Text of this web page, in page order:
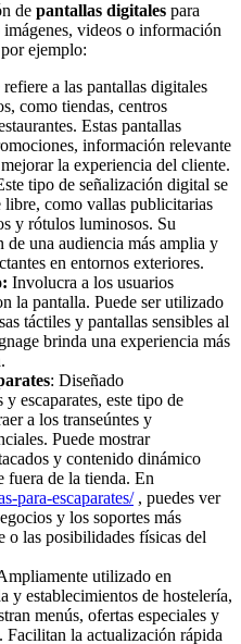
de pantallas digitales para
videos o información
ejemplo:
refiere a las pantallas digitales
como tiendas, centros
Estas pantallas
información relevante
la experiencia del cliente.
tipo de señalización digital se
libre, como vallas publicitarias
y rótulos luminosos. Su
de una audiencia más amplia y
en entornos exteriores.
Involucra a los usuarios
la pantalla. Puede ser utilizado
táctiles y pantallas sensibles al
brinda una experiencia más
: Diseñado
escaparates, este tipo de
a los transeúntes y
Puede mostrar
y contenido dinámico
fuera de la tienda. En
para-escaparates/, puedes ver
y los soportes más
o las posibilidades físicas del
utilizado en
y establecimientos de hostelería,
menús, ofertas especiales y
Facilitan la actualización rápida